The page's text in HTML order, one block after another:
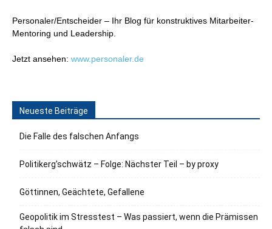
Personaler/Entscheider – Ihr Blog für konstruktives Mitarbeiter-
Mentoring und Leadership.
Jetzt ansehen: www.personaler.de
Neueste Beiträge
Die Falle des falschen Anfangs
Politikerg’schwätz – Folge: Nächster Teil – by proxy
Göttinnen, Geächtete, Gefallene
Geopolitik im Stresstest – Was passiert, wenn die Prämissen